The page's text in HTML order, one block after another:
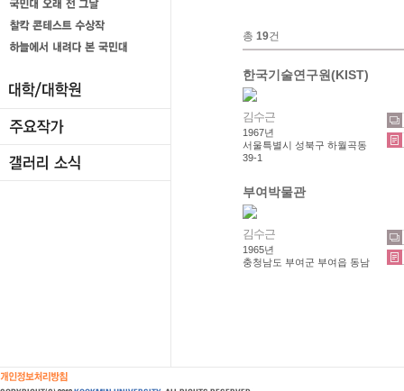
총 19건
한국기술연구원(KIST)
김수근
1967년
서울특별시 성북구 하월곡동
39-1
부여박물관
김수근
1965년
충청남도 부여군 부여읍 동남